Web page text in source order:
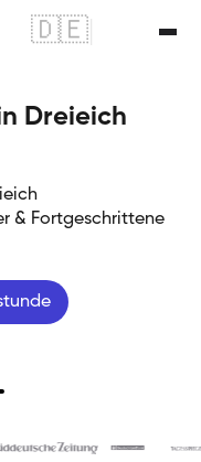
🇩🇪
Dreieich
& Fortgeschrittene